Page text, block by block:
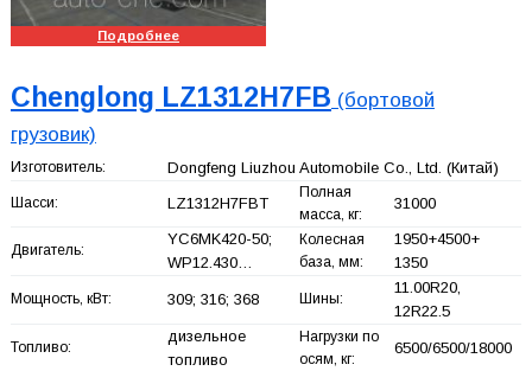
Подробнее
Chenglong LZ1312H7FB (бортовой
грузовик)
Изготовитель: Dongfeng Liuzhou Automobile Co., Ltd. (Китай)
Шасси: LZ1312H7FBT
Полная
масса, кг:
31000
Двигатель:
YC6MK420-50;
WP12.430…
Колесная
база, мм:
1950+4500+
1350
Мощность, кВт: 309; 316; 368 Шины:
11.00R20,
12R22.5
Топливо:
дизельное
топливо
Нагрузки по
осям, кг:
6500/6500/18000